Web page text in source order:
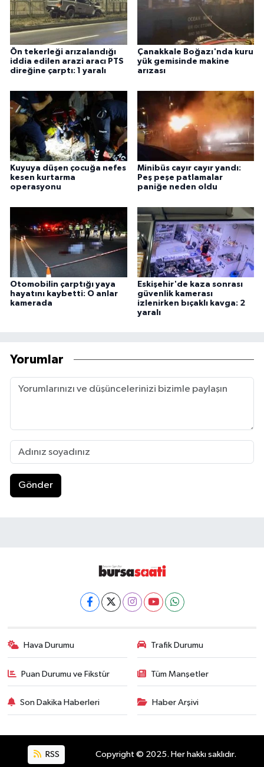
Ön tekerleği arızalandığı
iddia edilen arazi aracı PTS
direğine çarptı: 1 yaralı
Çanakkale Boğazı'nda kuru
yük gemisinde makine
arızası
Kuyuya düşen çocuğa nefes
kesen kurtarma
operasyonu
Minibüs cayır cayır yandı:
Peş peşe patlamalar
paniğe neden oldu
Otomobilin çarptığı yaya
hayatını kaybetti: O anlar
kamerada
Eskişehir'de kaza sonrası
güvenlik kamerası
izlenirken bıçaklı kavga: 2
yaralı
Yorumlar
Gönder
Hava Durumu Trafik Durumu
Puan Durumu ve Fikstür Tüm Manşetler
Son Dakika Haberleri Haber Arşivi
RSS Copyright © 2025. Her hakkı saklıdır.